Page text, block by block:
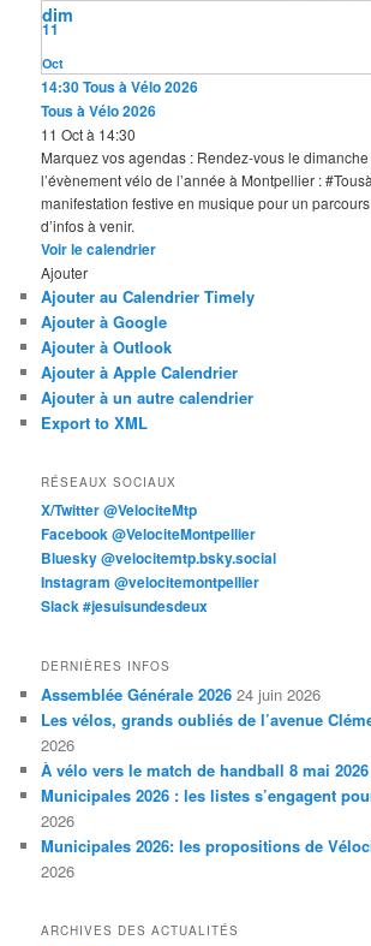
Oct
11
dim
14:30Tous à Vélo 2026
Tous à Vélo 2026
11 Oct à 14:30
Marquez vos agendas : Rendez-vous le
l’évènement vélo de l’année à Montpellier :
manifestation festive en musique pour un
d’infos à venir.
Voir le calendrier
Ajouter
Ajouter au Calendrier Timely
Ajouter à Google
Ajouter à Outlook
Ajouter à Apple Calendrier
Ajouter à un autre calendrier
Export to XML
RÉSEAUX SOCIAUX
X/Twitter @VelociteMtp
Facebook @VelociteMontpellier
Bluesky @velocitemtp.bsky.social
Instagram @velocitemontpellier
Slack #jesuisundesdeux
DERNIÈRES INFOS
Assemblée Générale 2026 24 juin 2026
Les vélos, grands oubliés de l’avenue
2026
À vélo vers le match de handball 8 mai 2026
Municipales 2026 : les listes s’engagent
2026
Municipales 2026: les propositions de
2026
ARCHIVES DES ACTUALITÉS